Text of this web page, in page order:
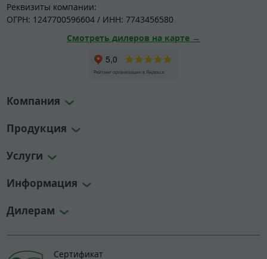
Реквизиты компании:
ОГРН: 1247700596604 / ИНН: 7743456580
Смотреть дилеров на карте →
Компания
Продукция
Услуги
Информация
Дилерам
Сертификат